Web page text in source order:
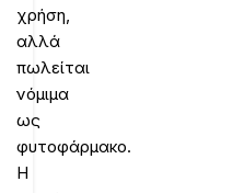
χρήση,
αλλά
πωλείται
νόμιμα
ως
φυτοφάρμακο.
Η